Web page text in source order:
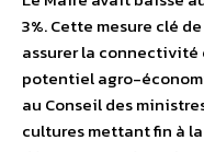
3%. Cette mesure clé
assurer la
potentiel agro-
au Conseil des
cultures mettant fin à